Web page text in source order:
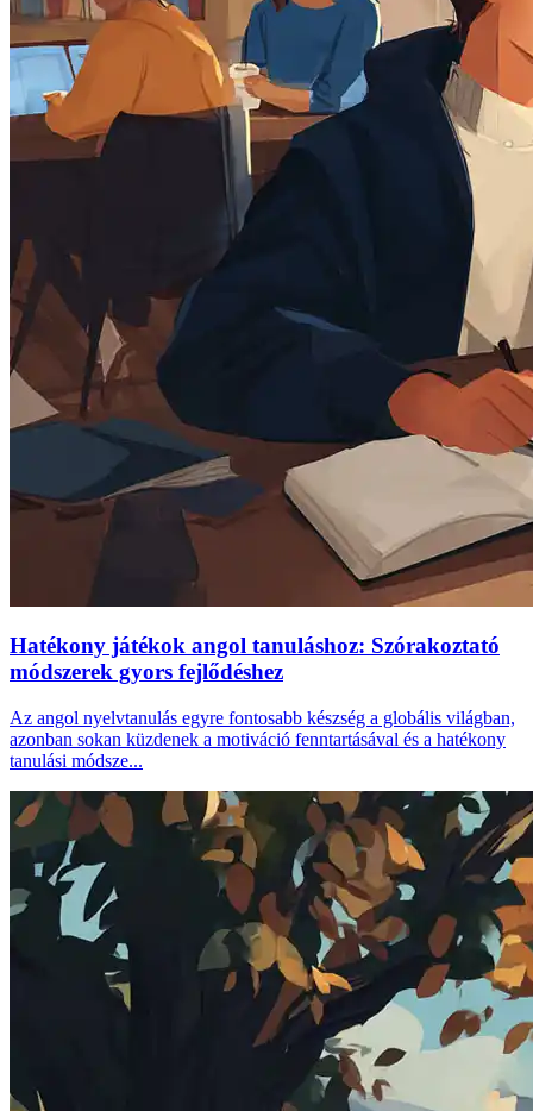
Hatékony játékok angol tanuláshoz: Szórakoztató
módszerek gyors fejlődéshez
Az angol nyelvtanulás egyre fontosabb készség a globális világban,
azonban sokan küzdenek a motiváció fenntartásával és a hatékony
tanulási módsze...